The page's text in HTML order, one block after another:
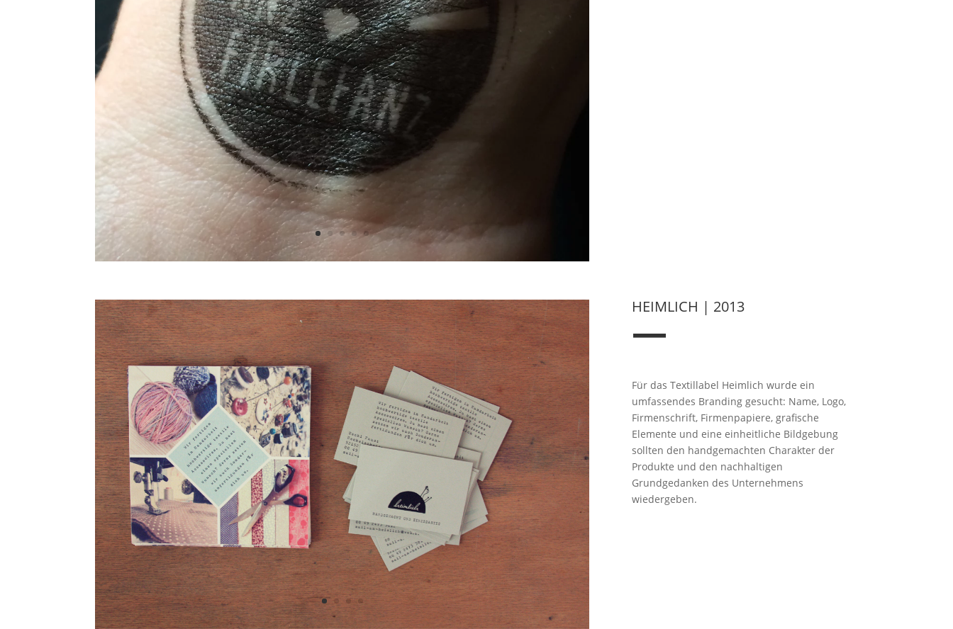
HEIMLICH | 2013
—
Für das Textillabel Heimlich wurde ein
umfassendes Branding gesucht: Name, Logo,
Firmenschrift, Firmenpapiere, grafische
Elemente und eine einheitliche Bildgebung
sollten den handgemachten Charakter der
Produkte und den nachhaltigen
Grundgedanken des Unternehmens
wiedergeben.